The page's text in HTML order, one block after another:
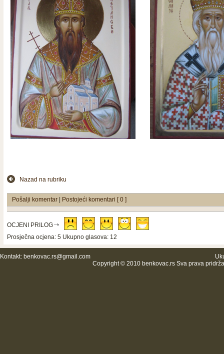
Nazad na rubriku
Pošalji komentar Postojeći komentari [ 0 ]
OCJENI PRILOG
Prosječna ocjena: 5 Ukupno glasova: 12
Kontakt: benkovac.rs@gmail.com
Copyright © 2010 benkovac.rs Sva prava